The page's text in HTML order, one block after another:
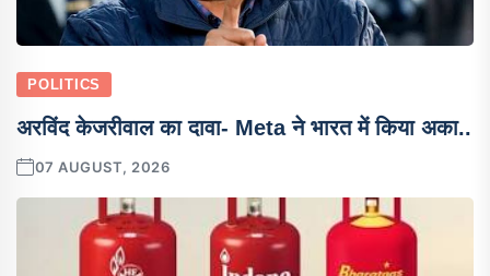
POLITICS
अरविंद केजरीवाल का दावा- Meta ने भारत में किया अका..
07 AUGUST, 2026